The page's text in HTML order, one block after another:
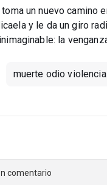
un nuevo camino
y le da un giro
la
muerte odio
comentario